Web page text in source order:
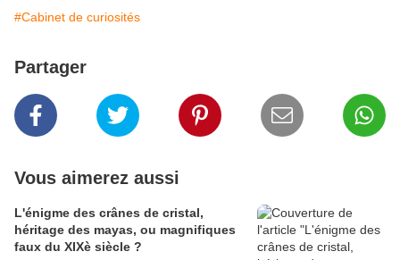
#Cabinet de curiosités
Partager
Vous aimerez aussi
L'énigme des crânes de cristal,
héritage des mayas, ou magnifiques
faux du XIXè siècle ?